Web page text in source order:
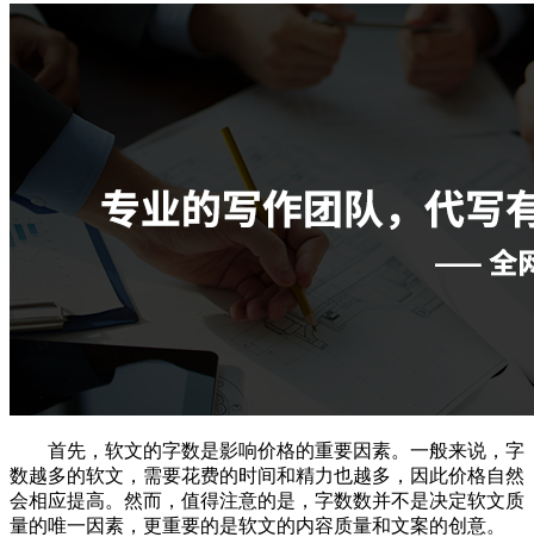
首先，软文的字数是影响价格的重要因素。一般来说，字
数越多的软文，需要花费的时间和精力也越多，因此价格自然
会相应提高。然而，值得注意的是，字数数并不是决定软文质
量的唯一因素，更重要的是软文的内容质量和文案的创意。